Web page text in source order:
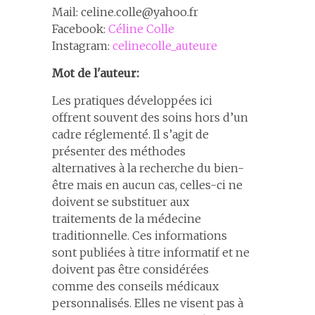
Mail: celine.colle@yahoo.fr
Facebook: Céline Colle
Instagram: celinecolle_auteure
Mot de l'auteur:
Les pratiques développées ici
offrent souvent des soins hors d’un
cadre réglementé. Il s’agit de
présenter des méthodes
alternatives à la recherche du bien-
être mais en aucun cas, celles-ci ne
doivent se substituer aux
traitements de la médecine
traditionnelle. Ces informations
sont publiées à titre informatif et ne
doivent pas être considérées
comme des conseils médicaux
personnalisés. Elles ne visent pas à